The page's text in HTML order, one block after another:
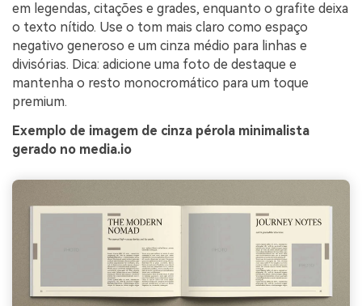
em legendas, citações e grades, enquanto o grafite deixa
o texto nítido. Use o tom mais claro como espaço
negativo generoso e um cinza médio para linhas e
divisórias. Dica: adicione uma foto de destaque e
mantenha o resto monocromático para um toque
premium.
Exemplo de imagem de cinza pérola minimalista
gerado no media.io